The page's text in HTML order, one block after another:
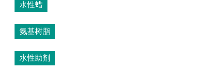
水性蜡
氨基树脂
水性助剂